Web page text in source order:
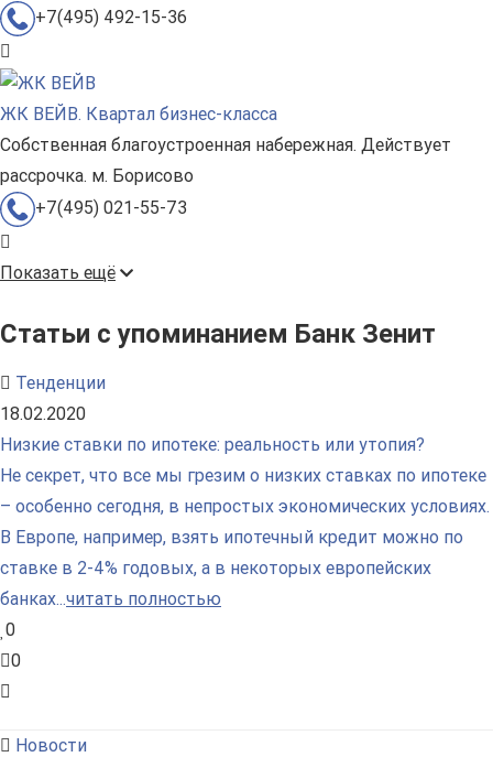
+7(495) 492-15-36
ЖК ВЕЙВ. Квартал бизнес-класса
Собственная благоустроенная набережная. Действует
рассрочка. м. Борисово
+7(495) 021-55-73
Показать ещё
Статьи с упоминанием Банк Зенит
Тенденции
18.02.2020
Низкие ставки по ипотеке: реальность или утопия?
Не секрет, что все мы грезим о низких ставках по ипотеке
– особенно сегодня, в непростых экономических условиях.
В Европе, например, взять ипотечный кредит можно по
ставке в 2-4% годовых, а в некоторых европейских
банках...читать полностью
0
0
Новости